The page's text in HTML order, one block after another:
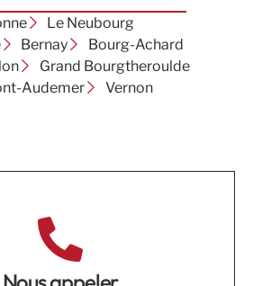
Le Neubourg
Bernay
Bourg-Achard
Grand Bourgtheroulde
Audemer Vernon